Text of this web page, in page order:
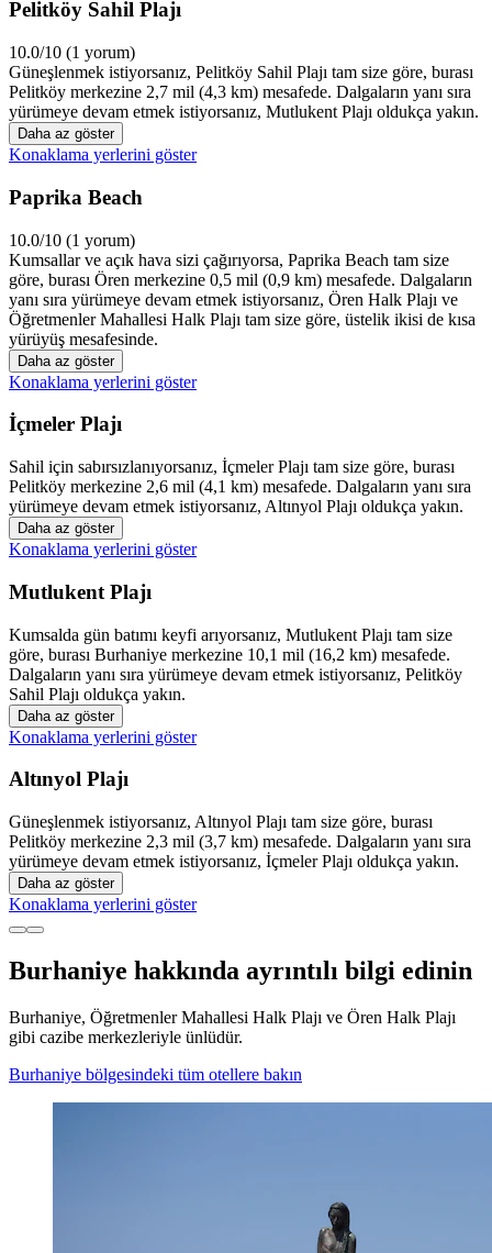
Pelitköy Sahil Plajı
10.0/10 (1 yorum)
Güneşlenmek istiyorsanız, Pelitköy Sahil Plajı tam size göre, burası
Pelitköy merkezine 2,7 mil (4,3 km) mesafede. Dalgaların yanı sıra
yürümeye devam etmek istiyorsanız, Mutlukent Plajı oldukça yakın.
Daha az göster
Konaklama yerlerini göster
Paprika Beach
10.0/10 (1 yorum)
Kumsallar ve açık hava sizi çağırıyorsa, Paprika Beach tam size
göre, burası Ören merkezine 0,5 mil (0,9 km) mesafede. Dalgaların
yanı sıra yürümeye devam etmek istiyorsanız, Ören Halk Plajı ve
Öğretmenler Mahallesi Halk Plajı tam size göre, üstelik ikisi de kısa
yürüyüş mesafesinde.
Daha az göster
Konaklama yerlerini göster
İçmeler Plajı
Sahil için sabırsızlanıyorsanız, İçmeler Plajı tam size göre, burası
Pelitköy merkezine 2,6 mil (4,1 km) mesafede. Dalgaların yanı sıra
yürümeye devam etmek istiyorsanız, Altınyol Plajı oldukça yakın.
Daha az göster
Konaklama yerlerini göster
Mutlukent Plajı
Kumsalda gün batımı keyfi arıyorsanız, Mutlukent Plajı tam size
göre, burası Burhaniye merkezine 10,1 mil (16,2 km) mesafede.
Dalgaların yanı sıra yürümeye devam etmek istiyorsanız, Pelitköy
Sahil Plajı oldukça yakın.
Daha az göster
Konaklama yerlerini göster
Altınyol Plajı
Güneşlenmek istiyorsanız, Altınyol Plajı tam size göre, burası
Pelitköy merkezine 2,3 mil (3,7 km) mesafede. Dalgaların yanı sıra
yürümeye devam etmek istiyorsanız, İçmeler Plajı oldukça yakın.
Daha az göster
Konaklama yerlerini göster
Burhaniye hakkında ayrıntılı bilgi edinin
Burhaniye, Öğretmenler Mahallesi Halk Plajı ve Ören Halk Plajı
gibi cazibe merkezleriyle ünlüdür.
Burhaniye bölgesindeki tüm otellere bakın